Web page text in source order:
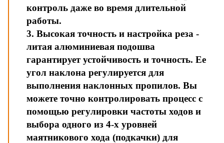
контроль даже во время длительной
работы.
3. Высокая точность и настройка реза -
литая алюминиевая подошва
гарантирует устойчивость и точность. Ее
угол наклона регулируется для
выполнения наклонных пропилов. Вы
можете точно контролировать процесс с
помощью регулировки частоты ходов и
выбора одного из 4-х уровней
маятникового хода (подкачки) для